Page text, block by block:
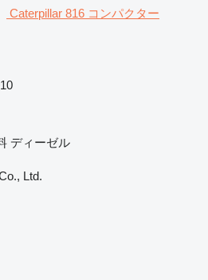
Caterpillar 816 コンパクター
ディーゼル
Ltd.